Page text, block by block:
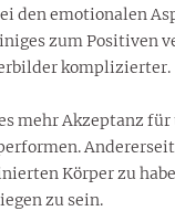
den emotionalen
zum Positiven
komplizierter.
mehr Akzeptanz
Körper zu
zu sein.